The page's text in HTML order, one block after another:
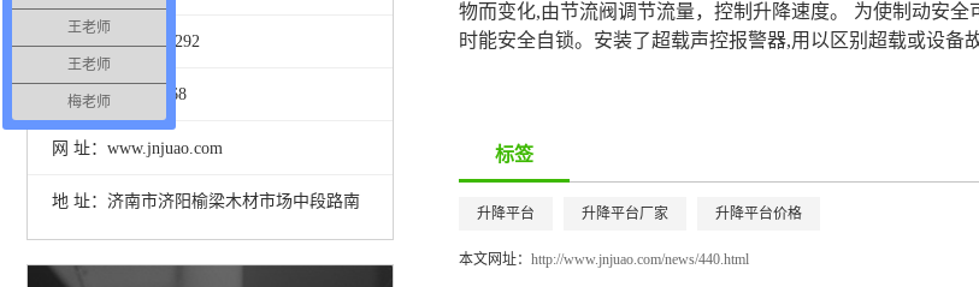
电 话：13287701292
Q Q：1634415468
网 址：www.jnjuao.com
地 址：济南市济阳榆梁木材市场中段路南
物而变化,由节流阀调节流量，控制升降速度。 为使制动安
时能安全自锁。安装了超载声控报警器,用以区别超载或设备故
标签
升降平台 升降平台厂家 升降平台价格
本文网址：http://www.jnjuao.com/news/440.html
王老师
王老师
梅老师